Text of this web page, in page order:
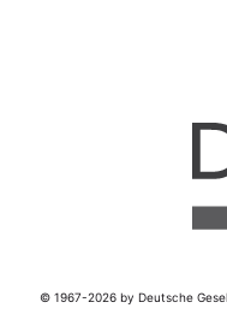
© 1967-2026 by Deutsche